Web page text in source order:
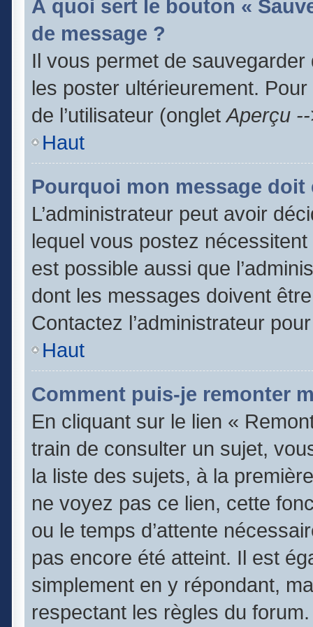
À quoi sert le bouton «
de message ?
Il vous permet de
les poster ultérieurement.
de l’utilisateur (ongletAperçu
Haut
Pourquoi mon message doit
L’administrateur peut avoir
lequel vous postez nécessitent
est possible aussi que
dont les messages doivent
Contactez l’administrateur
Haut
Comment puis-je remonter
En cliquant sur le lien «
train de consulter un sujet,
la liste des sujets, à la
ne voyez pas ce lien, cette
ou le temps d’attente
pas encore été atteint. Il est
simplement en y répondant,
respectant les règles du forum.